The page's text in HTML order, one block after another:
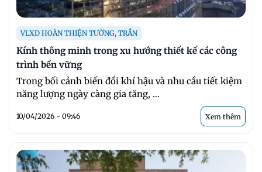
VLXD HOÀN THIỆN TƯỜNG, TRẦN
Kính thông minh trong xu hướng thiết kế các công
trình bền vững
Trong bối cảnh biến đổi khí hậu và nhu cầu tiết kiệm
năng lượng ngày càng gia tăng, ...
10/04/2026 - 09:46 Xem thêm